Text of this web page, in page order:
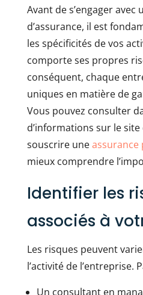
Avant de s’engager avec
d’assurance, il est
les spécificités de vos
comporte ses propres
conséquent, chaque
uniques en matière de
Vous pouvez consulter
d’informations sur le
souscrire uneassurance
mieux comprendre
Identifier les
associés à
Les risques peuvent
l’activité de l’entreprise.
Un consultant en